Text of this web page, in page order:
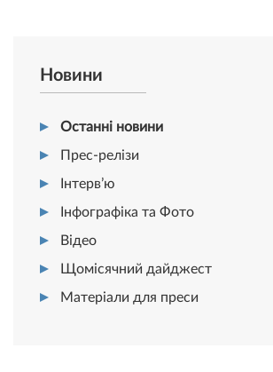
Новини
Останні новини
Прес-релізи
Інтерв’ю
Інфографіка та Фото
Відео
Щомісячний дайджест
Матеріали для преси